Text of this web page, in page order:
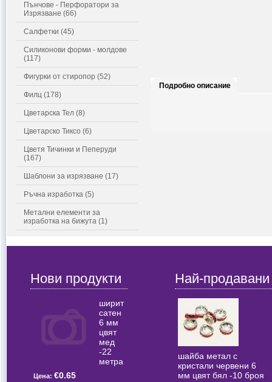
Пънчове - Перфоратори за
Изрязване (66)
Салфетки (45)
Силиконови форми - молдове
(117)
Фигурки от стиропор (52)
Филц (178)
Цветарска Тел (8)
Цветарско Тиксо (6)
Цветя Тичинки и Пеперуди
(167)
Шаблони за изрязване (17)
Ръчна изработка (5)
Метални елементи за
изработка на бижута (1)
Подробно описание
Нови продукти
ширит
сатен
6 мм
цвят
мед
-22
метра
Цена: €0.65
Най-продавани
шайба метал с
кристали червени 6
мм цвят бял -10 броя